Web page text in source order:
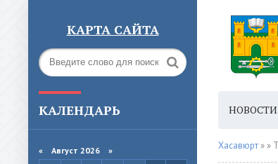
КАРТА САЙТА
КАЛЕНДАРЬ
« Август 2026 »
НОВОСТИ
Хасавюрт » »